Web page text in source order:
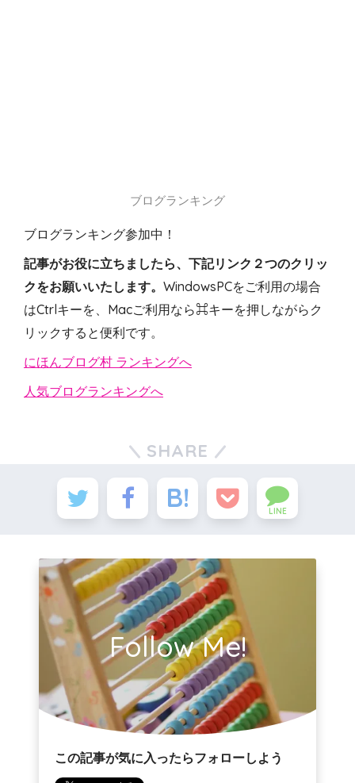
ブログランキング
ブログランキング参加中！
記事がお役に立ちましたら、下記リンク２つのクリッ
クをお願いいたします。 WindowsPCをご利用の場合
はCtrlキーを、Macご利用なら⌘キーを押しながらク
リックすると便利です。
にほんブログ村 ランキングへ
人気ブログランキングへ
SHARE
LINE
Follow Me!
この記事が気に入ったらフォローしよう